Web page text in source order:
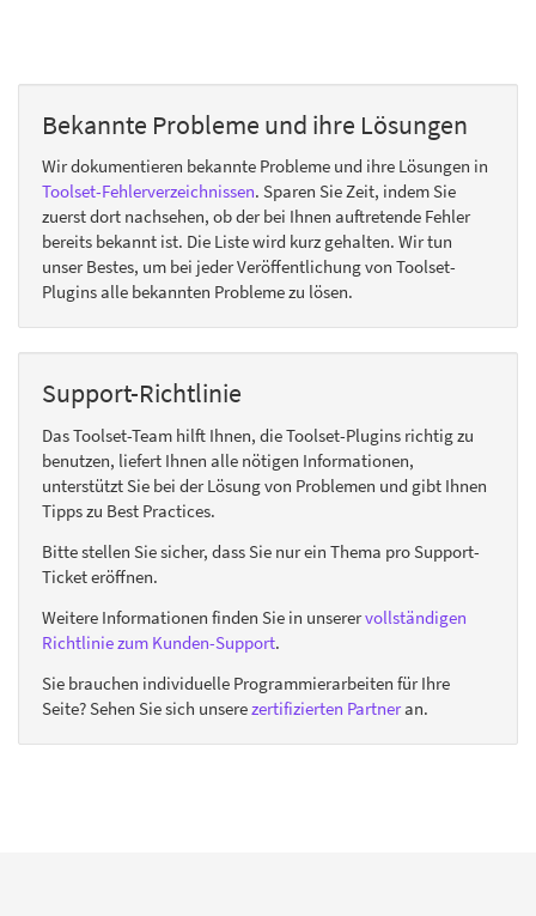
Bekannte Probleme und ihre Lösungen
Wir dokumentieren bekannte Probleme und ihre Lösungen in
Toolset-Fehlerverzeichnissen. Sparen Sie Zeit, indem Sie
zuerst dort nachsehen, ob der bei Ihnen auftretende Fehler
bereits bekannt ist. Die Liste wird kurz gehalten. Wir tun
unser Bestes, um bei jeder Veröffentlichung von Toolset-
Plugins alle bekannten Probleme zu lösen.
Support-Richtlinie
Das Toolset-Team hilft Ihnen, die Toolset-Plugins richtig zu
benutzen, liefert Ihnen alle nötigen Informationen,
unterstützt Sie bei der Lösung von Problemen und gibt Ihnen
Tipps zu Best Practices.
Bitte stellen Sie sicher, dass Sie nur ein Thema pro Support-
Ticket eröffnen.
Weitere Informationen finden Sie in unserervollständigen
Richtlinie zum Kunden-Support.
Sie brauchen individuelle Programmierarbeiten für Ihre
Seite? Sehen Sie sich unserezertifizierten Partneran.